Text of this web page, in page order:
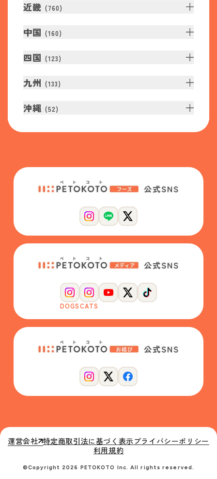
近畿 (760)
中国 (160)
四国 (123)
九州 (133)
沖縄 (52)
DOGSCATS
運営会社 特定商取引法に基づく表示プライバシーポリシー
利用規約
©Copyright 2026 PETOKOTO Inc. All rights reserved.